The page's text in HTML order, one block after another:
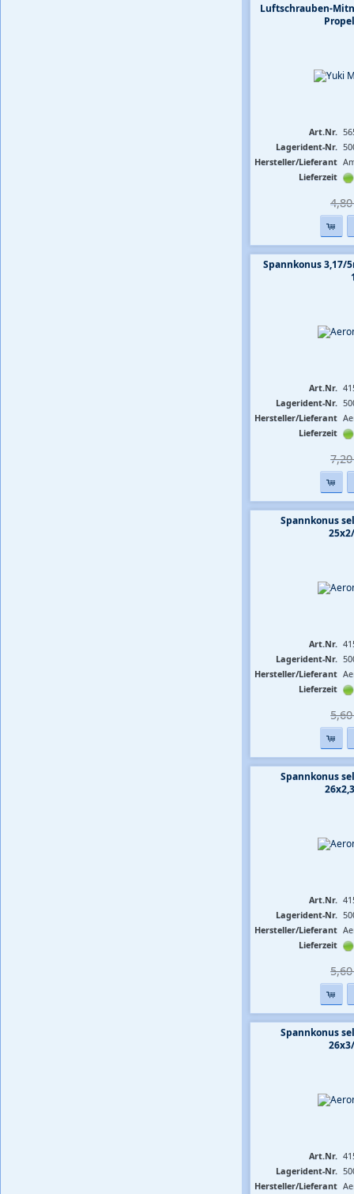
Luftschrauben-
Art.Nr.
Lagerident-Nr.
Hersteller/Lieferant
Lieferzeit
4,80
Spannkonus 3,17/
Art.Nr.
Lagerident-Nr.
Hersteller/Lieferant
Lieferzeit
7,20
Spannkonus
Art.Nr.
Lagerident-Nr.
Hersteller/Lieferant
Lieferzeit
5,60
Spannkonus
Art.Nr.
Lagerident-Nr.
Hersteller/Lieferant
Lieferzeit
5,60
Spannkonus
Art.Nr.
Lagerident-Nr.
Hersteller/Lieferant